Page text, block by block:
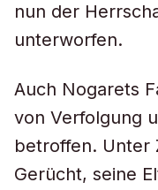
nun der
unterworfen.
Auch Nogarets
von Verfolgung
betroffen. Unter
Gerücht, seine